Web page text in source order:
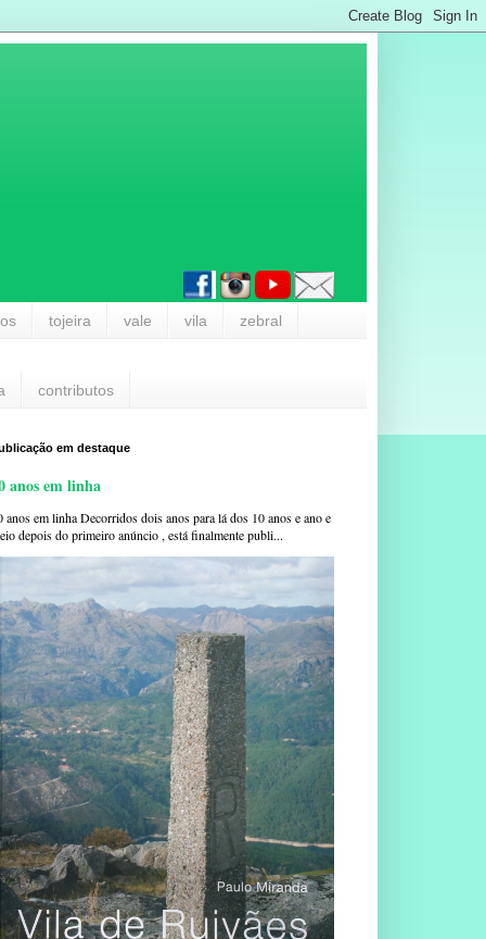
tojeira vale vila zebral
contributos
em destaque
anos em linha
anos em linha Decorridos dois anos para lá dos 10 anos e ano e
depois do primeiro anúncio , está finalmente publi...